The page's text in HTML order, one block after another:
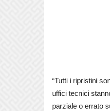
“Tutti i ripristini
uffici tecnici
parziale o errato